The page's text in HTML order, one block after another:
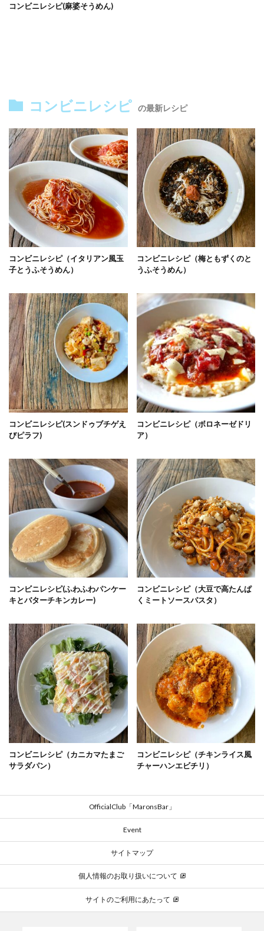
コンビニレシピ(麻婆そうめん)
コンビニレシピ の最新レシピ
コンビニレシピ（イタリアン風玉
子とうふそうめん）
コンビニレシピ（梅ともずくのと
うふそうめん）
コンビニレシピ(スンドゥブチゲえ
びピラフ)
コンビニレシピ（ボロネーゼドリ
ア）
コンビニレシピ(ふわふわパンケー
キとバターチキンカレー)
コンビニレシピ（大豆で高たんぱ
くミートソースパスタ）
コンビニレシピ（カニカマたまご
サラダパン）
コンビニレシピ（チキンライス風
チャーハンエビチリ）
OfficialClub「MaronsBar」
Event
サイトマップ
個人情報のお取り扱いについて
サイトのご利用にあたって